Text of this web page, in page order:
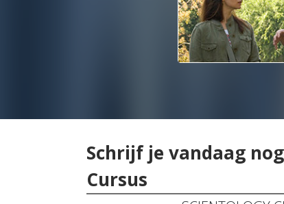
Schrijf je vandaag
Cursus